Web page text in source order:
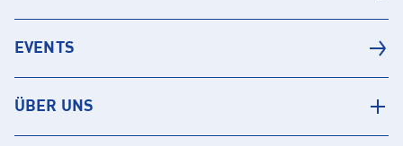
EVENTS
ÜBER UNS